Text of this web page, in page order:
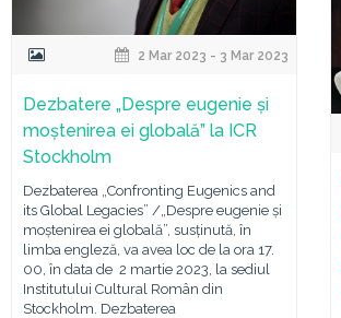
2 Mar 2023 - 3 Mar 2023
Dezbatere „Despre eugenie și
moștenirea ei globală” la ICR
Stockholm
Dezbaterea „Confronting Eugenics and
its Global Legacies” /„Despre eugenie și
moștenirea ei globală”, susținută, în
limba engleză, va avea loc de la ora 17.
00, în data de 2 martie 2023, la sediul
Institutului Cultural Român din
Stockholm. Dezbaterea